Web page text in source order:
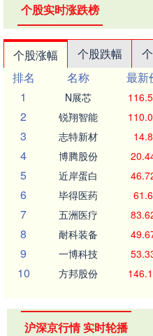
个股实时涨跌榜
个股涨幅 个股跌幅
排名
名称 最新
1
N展芯
2 锐翔智能
3 志特新材 14.8
4 博腾股份
5 近岸蛋白
6 毕得医药 61.6
7 五洲医疗
8 耐科装备
9 一博科技
10 方邦股份
沪深京行情 实时轮播